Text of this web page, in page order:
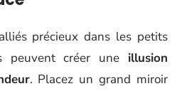
précieux dans les petits
peuvent créer une illusion
. Placez un grand miroir